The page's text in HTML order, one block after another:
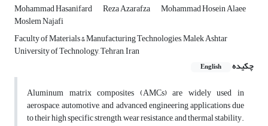
Mohammad Hasanifard Reza Azarafza Mohammad Hosein Alaee
Moslem Najafi
Faculty of Materials & Manufacturing Technologies, Malek Ashtar
University of Technology, Tehran, Iran
چکیده
English
Aluminum matrix composites (AMCs) are widely used in
aerospace, automotive, and advanced engineering applications due
to their high specific strength, wear resistance, and thermal stability.